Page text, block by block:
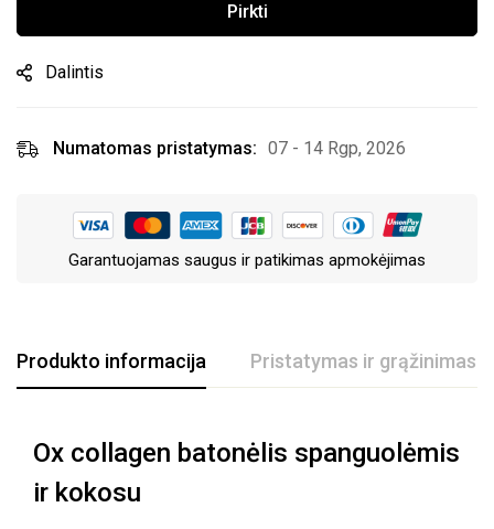
Pirkti
Dalintis
Numatomas pristatymas: 07 - 14 Rgp, 2026
Garantuojamas saugus ir patikimas apmokėjimas
Produkto informacija Pristatymas ir grąžinimas
Ox collagen batonėlis spanguolėmis
ir kokosu